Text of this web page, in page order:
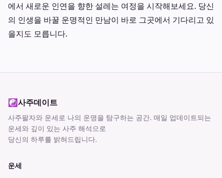
에서 새로운 인연을 향한 설레는 여정을 시작해보세요. 당신
의 인생을 바꿀 운명적인 만남이 바로 그곳에서 기다리고 있
을지도 모릅니다.
☯사주데이트
사주팔자와 운세로 나의 운명을 탐구하는 공간. 매일 업데이트되는
운세와 깊이 있는 사주 해석으로
당신의 하루를 밝혀드립니다.
운세